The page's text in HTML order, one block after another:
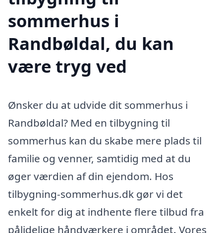
sommerhus i
Randbøldal, du kan
være tryg ved
Ønsker du at udvide dit sommerhus i
Randbøldal? Med en tilbygning til
sommerhus kan du skabe mere plads til
familie og venner, samtidig med at du
øger værdien af din ejendom. Hos
tilbygning-sommerhus.dk gør vi det
enkelt for dig at indhente flere tilbud fra
pålidelige håndværkere i området. Vores